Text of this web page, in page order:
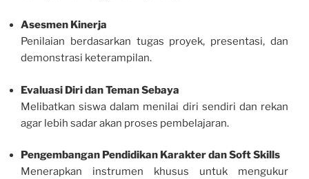
Asesmen Kinerja
Penilaian berdasarkan tugas proyek, presentasi, dan
demonstrasi keterampilan.
Evaluasi Diri dan Teman Sebaya
Melibatkan siswa dalam menilai diri sendiri dan rekan
agar lebih sadar akan proses pembelajaran.
Pengembangan Pendidikan Karakter dan Soft Skills
Menerapkan instrumen khusus untuk mengukur